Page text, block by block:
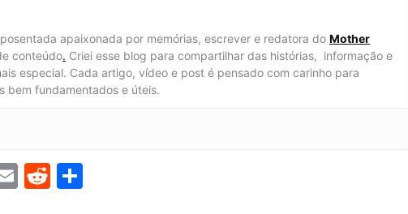
apaixonada por memórias, escrever e redatora do Mother
conteúdo. Criei esse blog para compartilhar das histórias, informação e
especial. Cada artigo, vídeo e post é pensado com carinho para
bem fundamentados e úteis.
E
R